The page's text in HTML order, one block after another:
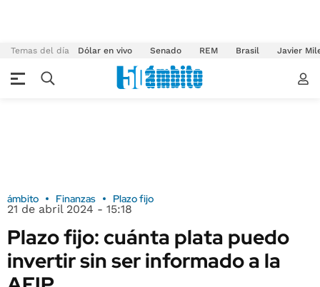
Temas del día Dólar en vivo Senado REM Brasil Javier
ámbito Finanzas Plazo fijo
21 de abril 2024 - 15:18
Plazo fijo: cuánta plata puedo
invertir sin ser informado a la